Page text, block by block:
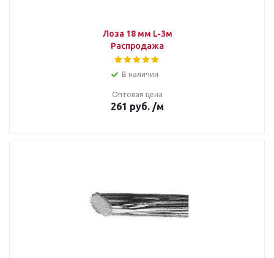
Лоза 18 мм L-3м
Распродажа
В наличии
Оптовая цена
261 руб. /м